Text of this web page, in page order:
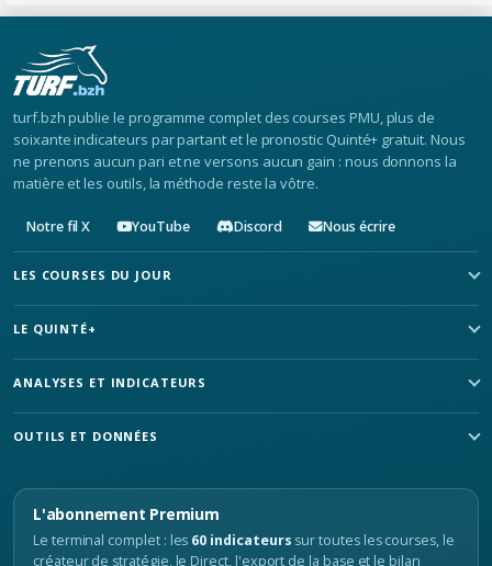
turf.bzh publie le programme complet des courses PMU, plus de
soixante indicateurs par partant et le pronostic Quinté+ gratuit. Nous
ne prenons aucun pari et ne versons aucun gain : nous donnons la
matière et les outils, la méthode reste la vôtre.
Notre fil X YouTube Discord Nous écrire
LES COURSES DU JOUR
LE QUINTÉ+
ANALYSES ET INDICATEURS
OUTILS ET DONNÉES
L'abonnement Premium
Le terminal complet : les 60 indicateurs sur toutes les courses, le
créateur de stratégie, le Direct, l'export de la base et le bilan